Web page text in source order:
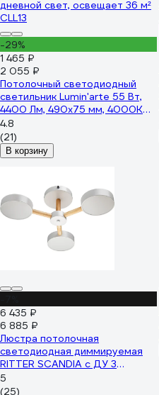
-29%
1 465 ₽
2 055 ₽
Потолочный светодиодный
светильник Lumin'arte 55 Вт,
4400 Лм, 490x75 мм, 4000К
дневной свет, освещает 36 м²
CLL13
4.8
(21)
В корзину
6 435 ₽
6 885 ₽
Люстра потолочная
светодиодная диммируемая
RITTER SCANDIA с ДУ 3
режима 520x170 45Вт
2700К/4200К/6400К 17м
5
(25)